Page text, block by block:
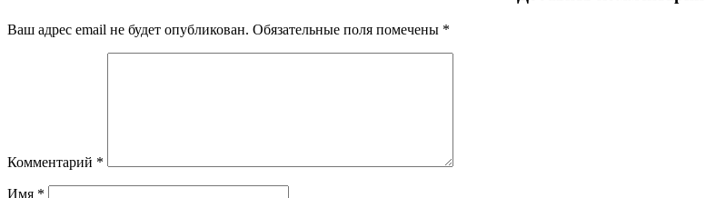
Ваш адрес email не будет опубликован. Обязательные поля помечены *
Комментарий *
Имя *